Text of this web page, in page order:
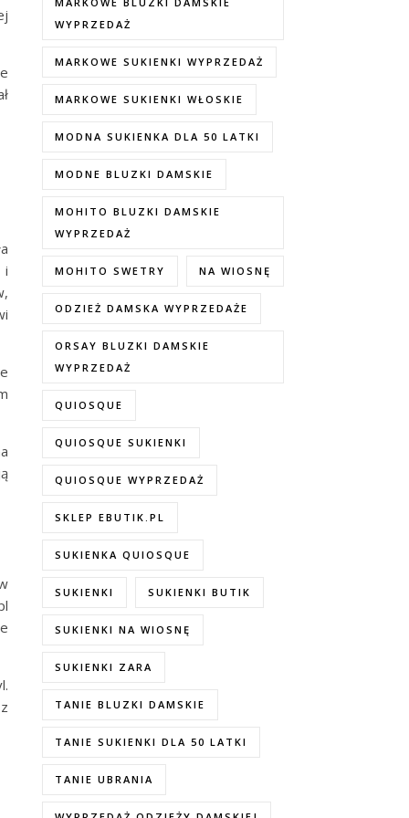
i
WYPRZEDAŻ
MARKOWE SUKIENKI WYPRZEDAŻ
MARKOWE SUKIENKI WŁOSKIE
MODNA SUKIENKA DLA 50 LATKI
MODNE BLUZKI DAMSKIE
MOHITO BLUZKI DAMSKIE
WYPRZEDAŻ
MOHITO SWETRY NA WIOSNĘ
ODZIEŻ DAMSKA WYPRZEDAŻE
ORSAY BLUZKI DAMSKIE
WYPRZEDAŻ
QUIOSQUE
QUIOSQUE SUKIENKI
QUIOSQUE WYPRZEDAŻ
SKLEP EBUTIK.PL
SUKIENKA QUIOSQUE
SUKIENKI SUKIENKI BUTIK
SUKIENKI NA WIOSNĘ
SUKIENKI ZARA
TANIE BLUZKI DAMSKIE
TANIE SUKIENKI DLA 50 LATKI
TANIE UBRANIA